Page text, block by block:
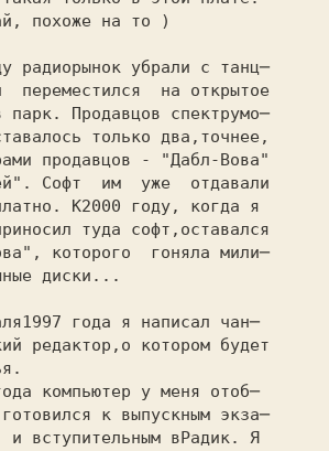
переместился  на открытое
Продавцов спектрумо─
только два,точнее,
продавцов - "Дабл-Вова"
Софт  им  уже  отдавали
К
туда софт,оставался
которого  гоняла мили─
диски...
редактор,о котором будет
к выпускным экза─
вступительным в